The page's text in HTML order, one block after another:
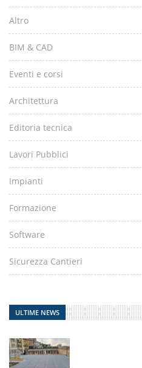
Altro
BIM & CAD
Eventi e corsi
Architettura
Editoria tecnica
Lavori Pubblici
Impianti
Formazione
Software
Sicurezza Cantieri
ULTIME NEWS